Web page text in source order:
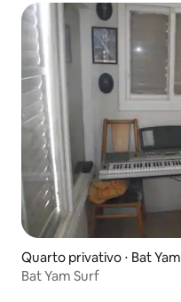
Quarto privativo ⋅ Bat Yam
Bat Yam Surf